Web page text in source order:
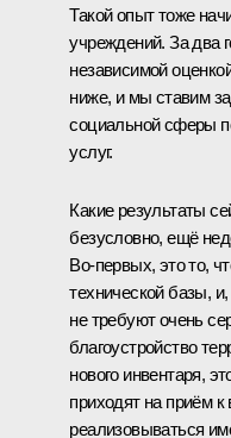
Такой опыт тоже
учреждений. За два
независимой
ниже, и мы ставим
социальной сферы
услуг.
Какие результаты
безусловно, ещё
Во-первых, это то,
технической базы,
не требуют очень
благоустройство
нового инвентаря,
приходят на приём к
реализовываться